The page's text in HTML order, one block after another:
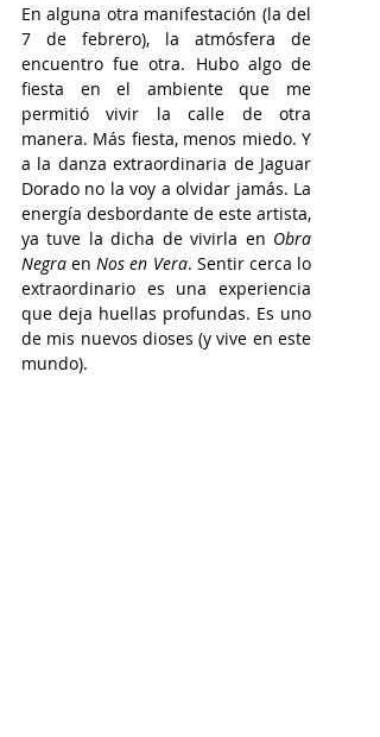
En alguna otra manifestación (la del
7 de febrero), la atmósfera de
encuentro fue otra. Hubo algo de
fiesta en el ambiente que me
permitió vivir la calle de otra
manera. Más fiesta, menos miedo. Y
a la danza extraordinaria de Jaguar
Dorado no la voy a olvidar jamás. La
energía desbordante de este artista,
ya tuve la dicha de vivirla en Obra
Negra en Nos en Vera. Sentir cerca lo
extraordinario es una experiencia
que deja huellas profundas. Es uno
de mis nuevos dioses (y vive en este
mundo).